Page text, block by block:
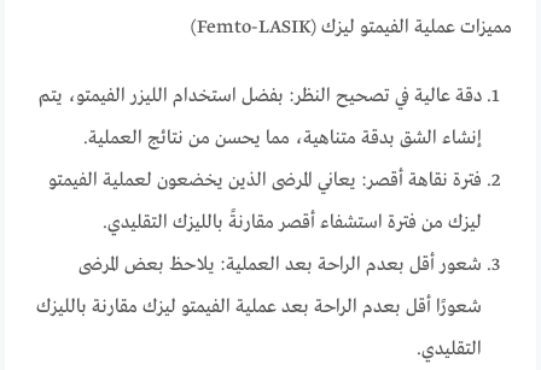
مميزات عملية الفيمتو ليزك (Femto-LASIK)
دقة عالية في تصحيح النظر: بفضل استخدام الليزر الفيمتو، يتم
إنشاء الشق بدقة متناهية، مما يحسن من نتائج العملية.
فترة نقاهة أقصر: يعاني المرضى الذين يخضعون لعملية الفيمتو
ليزك من فترة استشفاء أقصر مقارنةً بالليزك التقليدي.
شعور أقل بعدم الراحة بعد العملية: يلاحظ بعض المرضى
شعورًا أقل بعدم الراحة بعد عملية الفيمتو ليزك مقارنة بالليزك
التقليدي.